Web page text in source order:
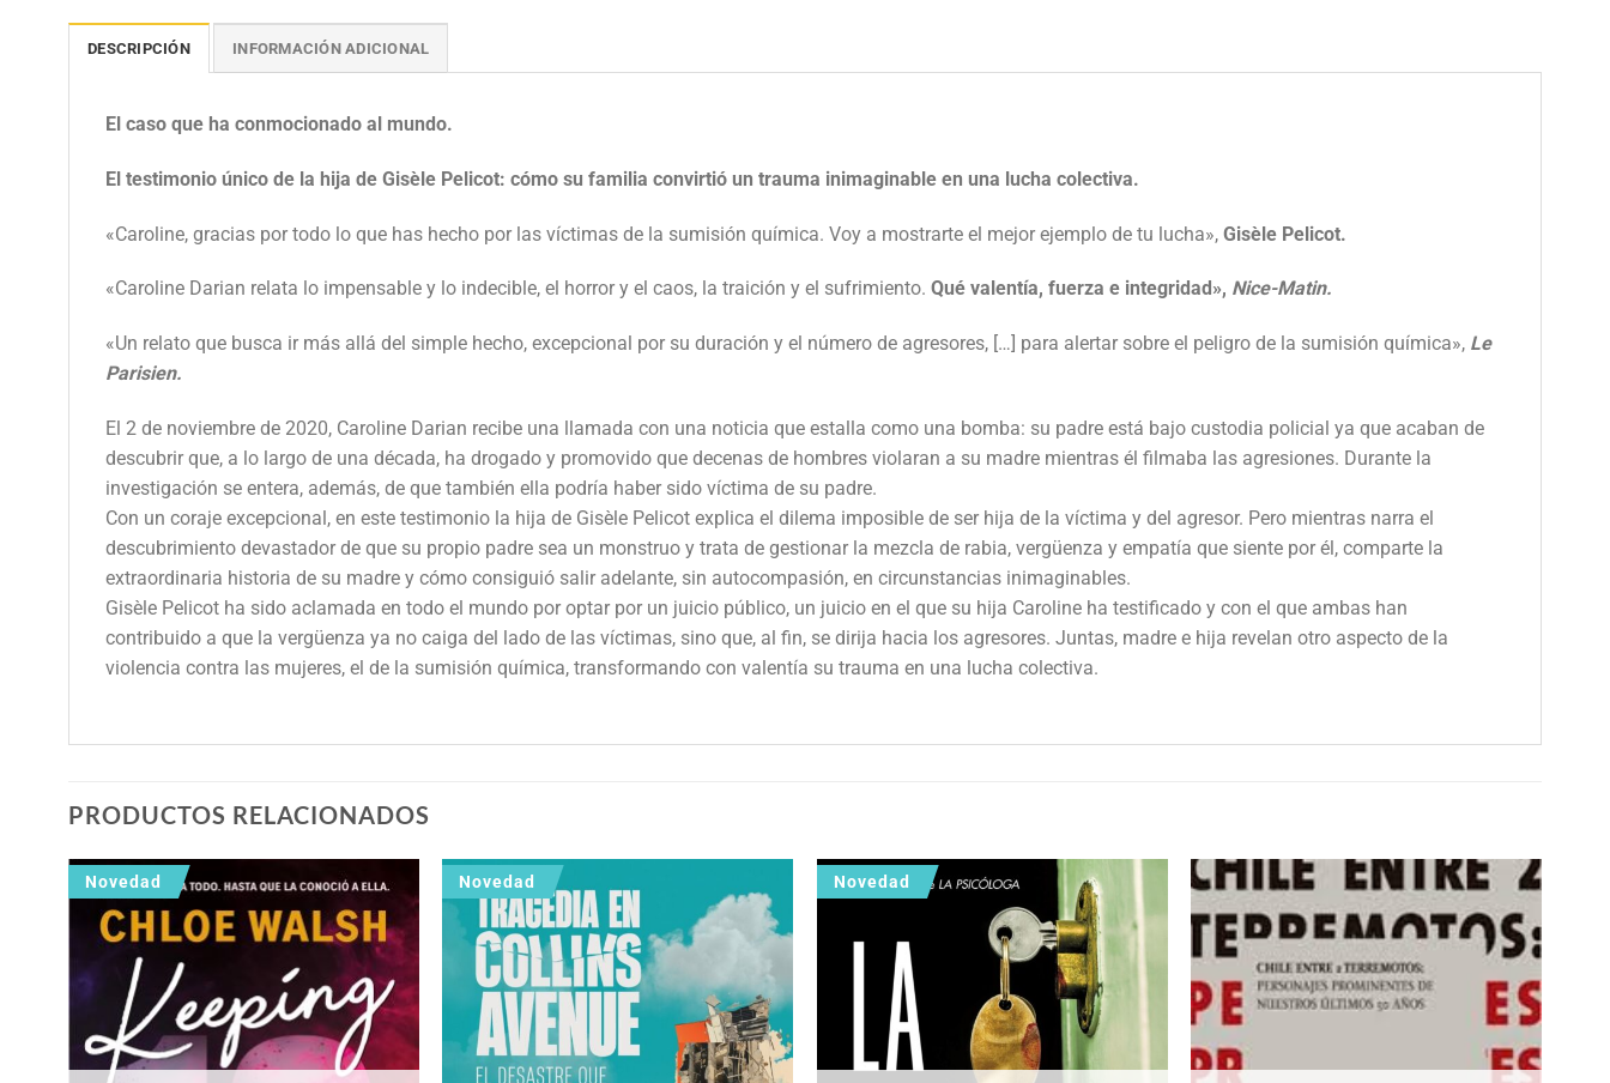
DESCRIPCIÓN INFORMACIÓN ADICIONAL
El caso que ha conmocionado al mundo.
El testimonio único de la hija de Gisèle Pelicot: cómo su familia convirtió un trauma inimaginable en una lucha colectiva.
«Caroline, gracias por todo lo que has hecho por las víctimas de la sumisión química. Voy a mostrarte el mejor ejemplo de tu lucha», Gisèle Pelicot.
«Caroline Darian relata lo impensable y lo indecible, el horror y el caos, la traición y el sufrimiento. Qué valentía, fuerza e integridad», Nice-Matin.
«Un relato que busca ir más allá del simple hecho, excepcional por su duración y el número de agresores, […] para alertar sobre el peligro de la sumisión química», Le
Parisien.
El 2 de noviembre de 2020, Caroline Darian recibe una llamada con una noticia que estalla como una bomba: su padre está bajo custodia policial ya que acaban de
descubrir que, a lo largo de una década, ha drogado y promovido que decenas de hombres violaran a su madre mientras él filmaba las agresiones. Durante la
investigación se entera, además, de que también ella podría haber sido víctima de su padre.
Con un coraje excepcional, en este testimonio la hija de Gisèle Pelicot explica el dilema imposible de ser hija de la víctima y del agresor. Pero mientras narra el
descubrimiento devastador de que su propio padre sea un monstruo y trata de gestionar la mezcla de rabia, vergüenza y empatía que siente por él, comparte la
extraordinaria historia de su madre y cómo consiguió salir adelante, sin autocompasión, en circunstancias inimaginables.
Gisèle Pelicot ha sido aclamada en todo el mundo por optar por un juicio público, un juicio en el que su hija Caroline ha testificado y con el que ambas han
contribuido a que la vergüenza ya no caiga del lado de las víctimas, sino que, al fin, se dirija hacia los agresores. Juntas, madre e hija revelan otro aspecto de la
violencia contra las mujeres, el de la sumisión química, transformando con valentía su trauma en una lucha colectiva.
PRODUCTOS RELACIONADOS
Novedad Novedad Novedad